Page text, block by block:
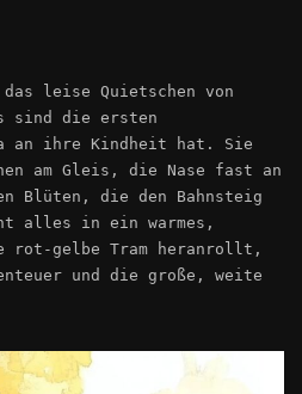
leise Quietschen von
sind die ersten
an ihre Kindheit hat. Sie
am Gleis, die Nase fast an
Blüten, die den Bahnsteig
alles in ein warmes,
rot-gelbe Tram heranrollt,
und die große, weite